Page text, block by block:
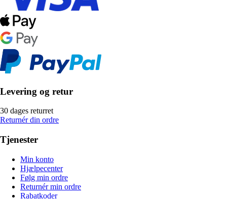
Levering og retur
30 dages returret
Returnér din ordre
Tjenester
Min konto
Hjælpecenter
Følg min ordre
Returnér min ordre
Rabatkoder